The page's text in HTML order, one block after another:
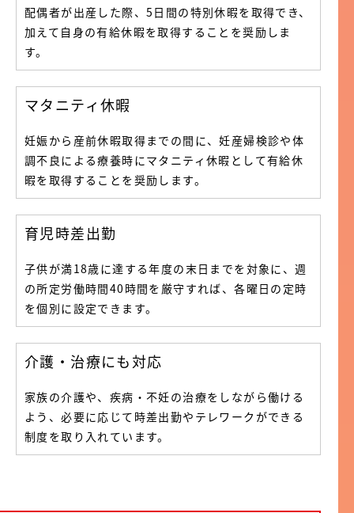
配偶者が出産した際、5日間の特別休暇を取得でき、
加えて自身の有給休暇を取得することを奨励しま
す。
マタニティ休暇
妊娠から産前休暇取得までの間に、妊産婦検診や体
調不良による療養時にマタニティ休暇として有給休
暇を取得することを奨励します。
育児時差出勤
子供が満18歳に達する年度の末日までを対象に、週
の所定労働時間40時間を厳守すれば、各曜日の定時
を個別に設定できます。
介護・治療にも対応
家族の介護や、疾病・不妊の治療をしながら働ける
よう、必要に応じて時差出勤やテレワークができる
制度を取り入れています。